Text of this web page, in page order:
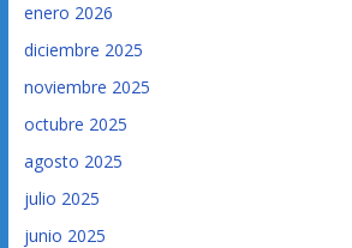
enero 2026
diciembre 2025
noviembre 2025
octubre 2025
agosto 2025
julio 2025
junio 2025